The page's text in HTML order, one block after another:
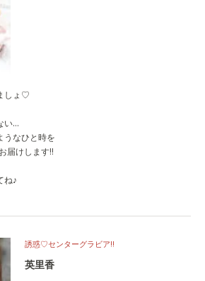
しょ♡
い…
うなひと時を
届けします!!
ね♪
誘惑♡センターグラビア!!
英里香